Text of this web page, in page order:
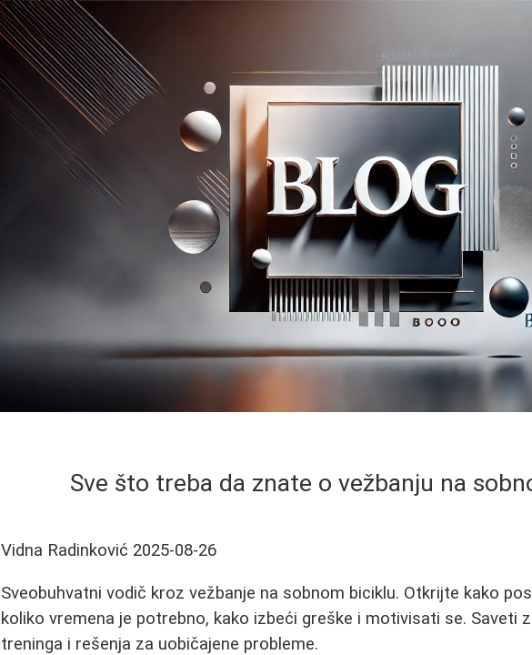
Sve što treba da znate o vežbanju na
Vidna Radinković 2025-08-26
Sveobuhvatni vodič kroz vežbanje na sobnom biciklu. Otkrijte kako
koliko vremena je potrebno, kako izbeći greške i motivisati se. Saveti
treninga i rešenja za uobičajene probleme.